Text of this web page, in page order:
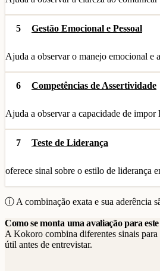
5 Gestão Emocional e Pessoal
Ajuda a observar o manejo emocional e
6 Competências de Assertividade
Ajuda a observar a capacidade de impor
7 Teste de Liderança
oferece sinal sobre o estilo de liderança
ⓘ A combinação exata e sua aderência
Como se monta uma avaliação para
A Kokoro combina diferentes sinais
útil antes de entrevistar.